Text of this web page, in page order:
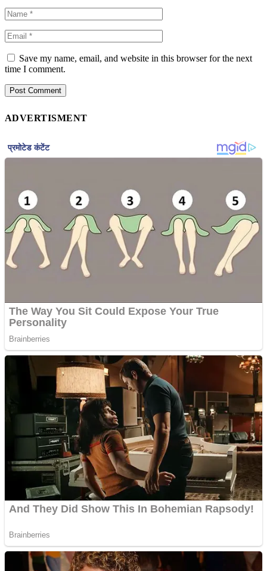
Save my name, email, and website in this browser for the next
time I comment.
ADVERTISMENT